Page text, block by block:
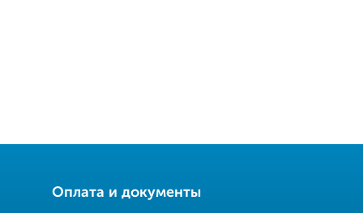
Оплата и документы